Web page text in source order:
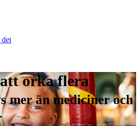
det
orka flera
mer än mediciner och